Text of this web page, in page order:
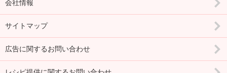
会社情報
サイトマップ
広告に関するお問い合わせ